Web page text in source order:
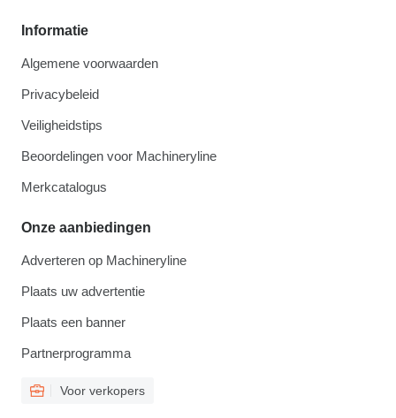
Informatie
Algemene voorwaarden
Privacybeleid
Veiligheidstips
Beoordelingen voor Machineryline
Merkcatalogus
Onze aanbiedingen
Adverteren op Machineryline
Plaats uw advertentie
Plaats een banner
Partnerprogramma
Voor verkopers